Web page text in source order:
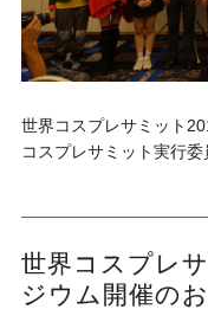
世界コスプレサミット
コスプレサミット実行
世界コスプレ
ジウム開催の